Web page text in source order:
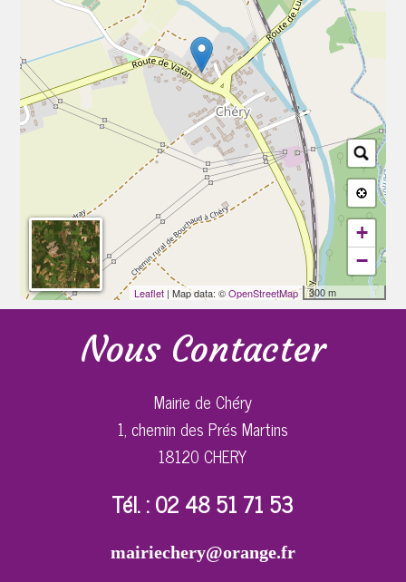
+
−
300 m
Leaflet| Map data: ©OpenStreetMap
Nous Contacter
Mairie de Chéry
1, chemin des Prés Martins
18120 CHERY
Tél. : 02 48 51 71 53
mairiechery@orange.fr